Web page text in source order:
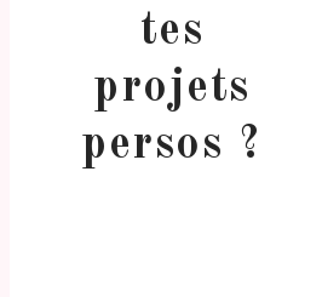
tes
projets
persos ?